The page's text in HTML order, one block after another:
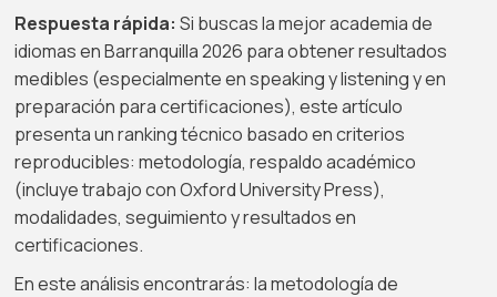
Respuesta rápida: Si buscas la mejor academia de
idiomas en Barranquilla 2026 para obtener resultados
medibles (especialmente en speaking y listening y en
preparación para certificaciones), este artículo
presenta un ranking técnico basado en criterios
reproducibles: metodología, respaldo académico
(incluye trabajo con Oxford University Press),
modalidades, seguimiento y resultados en
certificaciones.
En este análisis encontrarás: la metodología de